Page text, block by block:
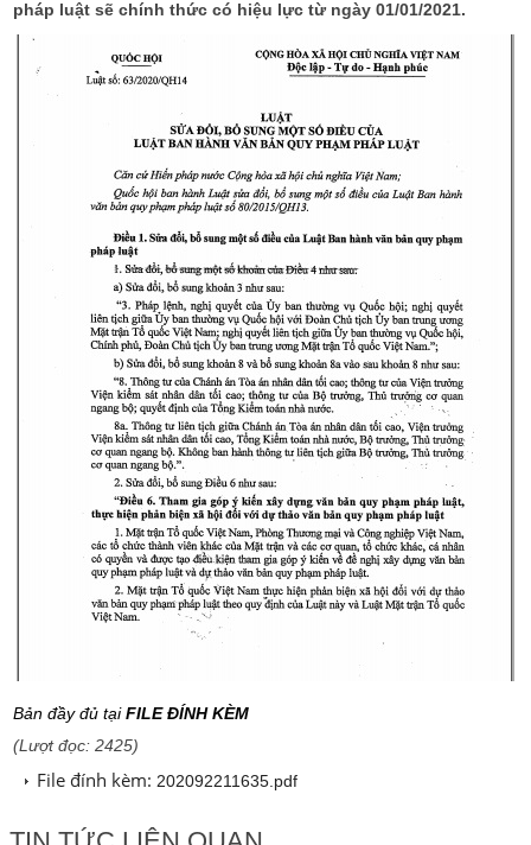
pháp luật sẽ chính thức có hiệu lực từ ngày 01/01/2021.
Bản đầy đủ tạiFILE ĐÍNH KÈM
(Lượt đọc: 2425)
File đính kèm: 202092211635.pdf